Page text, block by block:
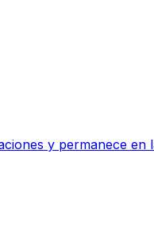
y permanece en